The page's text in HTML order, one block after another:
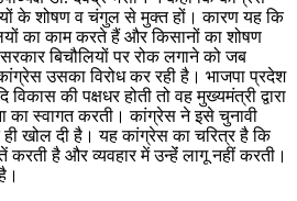
के शोषण व चंगुल से मुक्त हों। कारण यह कि
का काम करते हैं और किसानों का शोषण
बिचौलियों पर रोक लगाने को जब
उसका विरोध कर रही है। भाजपा प्रदेश
की पक्षधर होती तो वह मुख्यमंत्री द्वारा
का स्वागत करती। कांग्रेस ने इसे चुनावी
खोल दी है। यह कांग्रेस का चरित्र है कि
है और व्यवहार में उन्हेंं लागू नहीं करती।